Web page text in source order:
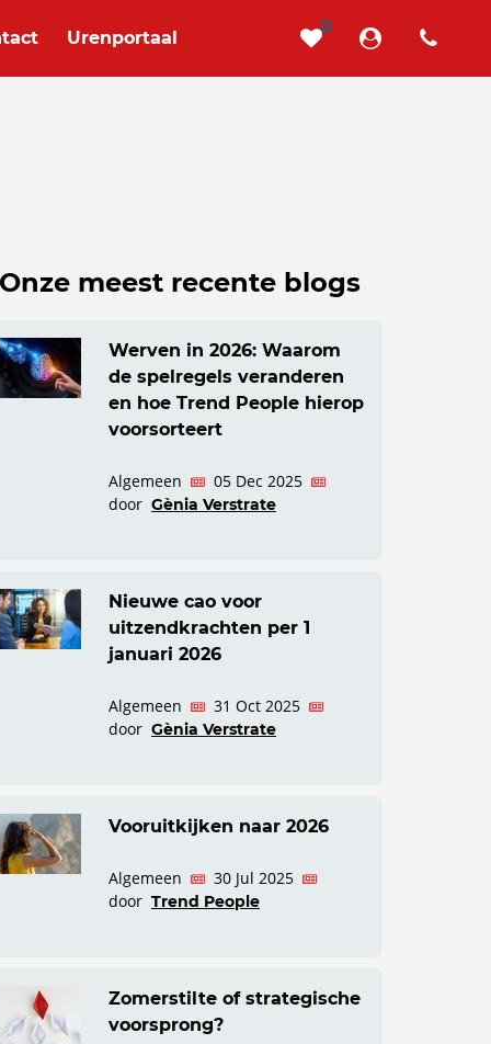
Urenportaal
0
Onze meest recente blogs
Werven in 2026: Waarom
de spelregels veranderen
en hoe Trend People hierop
voorsorteert
Algemeen
05 Dec 2025
door Gènia Verstrate
Nieuwe cao voor
uitzendkrachten per 1
januari 2026
Algemeen
31 Oct 2025
door Gènia Verstrate
Vooruitkijken naar 2026
Algemeen
30 Jul 2025
door Trend People
Zomerstilte of strategische
voorsprong?